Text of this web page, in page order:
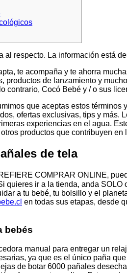
al respecto. La información está
te acompaña y te ahorra
productos de lanzamiento y
contrario, Cocó Bebé y / o sus
que aceptas estos
ofertas exclusivas, tips y
experiencias en el agua.
productos que contribuyen
de tela
COMPRAR ONLINE,
quieres ir a la tienda, anda
a tu bebé, tu bolsillo y el
en todas sus etapas, desde
bebés
manual para entregar un
ya que es el único paña
de botar 6000 pañales